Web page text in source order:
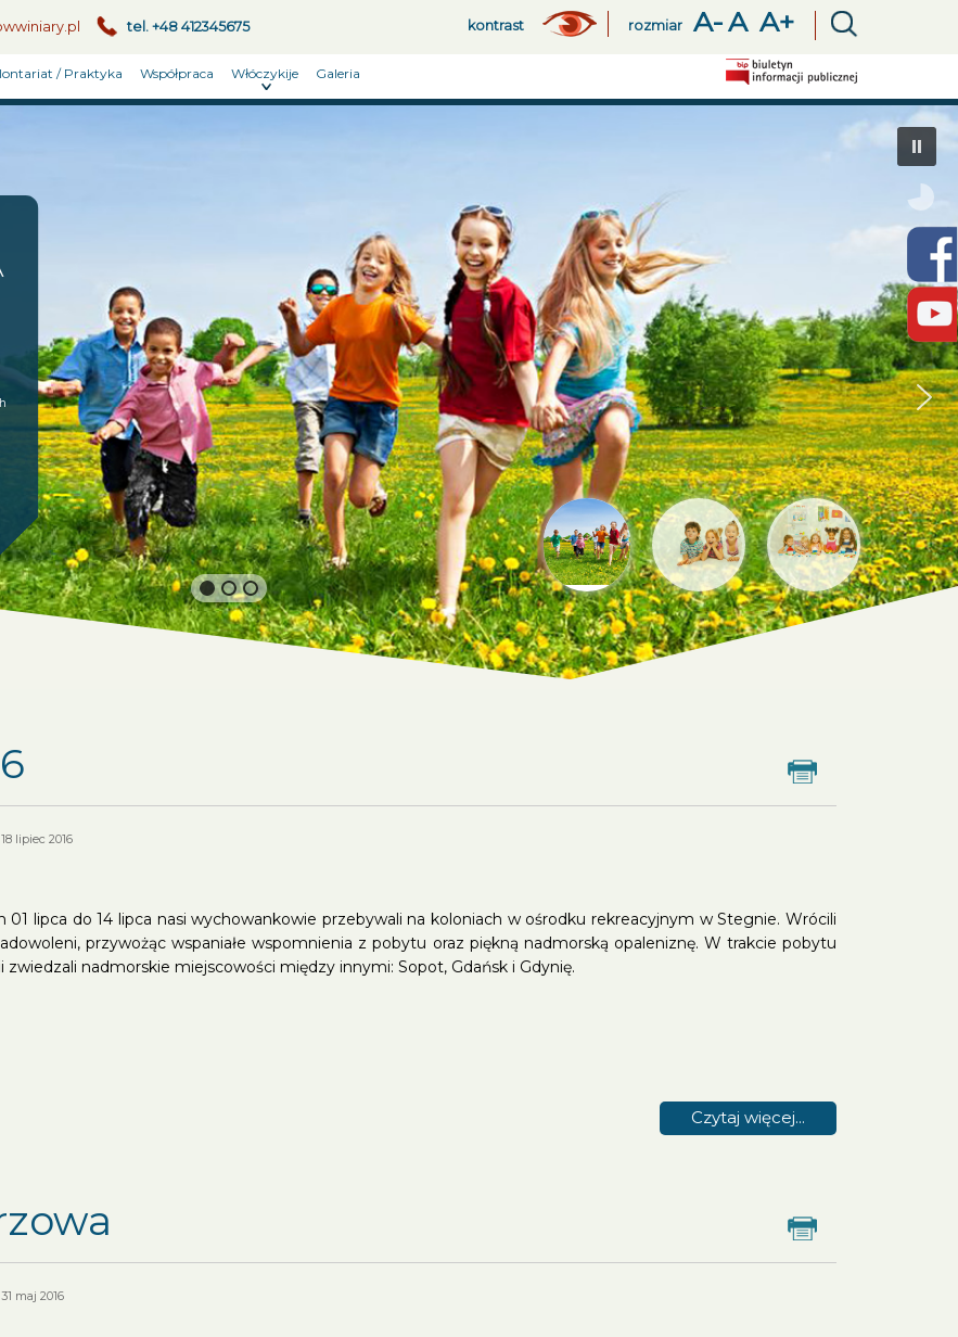
tel. +48 412345675 kontrast rozmiar A-A A+
/ Praktyka Współpraca Włóczykije Galeria
lipiec 2016
01 lipca do 14 lipca nasi wychowankowie przebywali na koloniach w ośrodku rekreacyjnym w Stegnie. Wrócili
przywożąc wspaniałe wspomnienia z pobytu oraz piękną nadmorską opaleniznę. W trakcie pobytu
zwiedzali nadmorskie miejscowości między innymi: Sopot, Gdańsk i Gdynię.
Czytaj więcej...
maj 2016